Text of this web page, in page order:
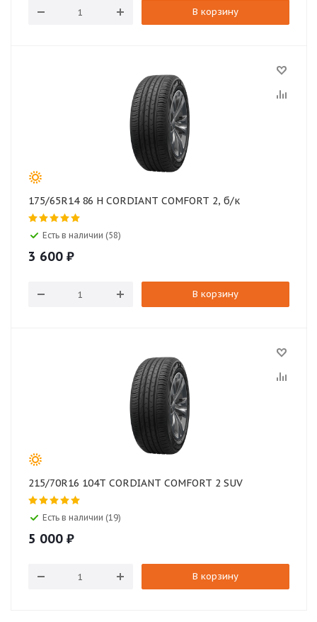
В корзину
175/65R14 86 H CORDIANT COMFORT 2, б/к
Есть в наличии (58)
3 600 ₽
В корзину
215/70R16 104T CORDIANT COMFORT 2 SUV
Есть в наличии (19)
5 000 ₽
В корзину